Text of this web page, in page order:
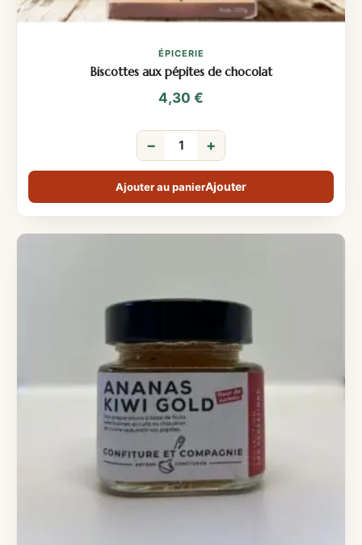
ÉPICERIE
Biscottes aux pépites de chocolat
4,30 €
− +
Ajouter au panier